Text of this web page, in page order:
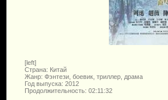
[left]
Страна: Китай
Жанр: Фэнтези, боевик, триллер, драма
Год выпуска: 2012
Продолжительность: 02:11:32